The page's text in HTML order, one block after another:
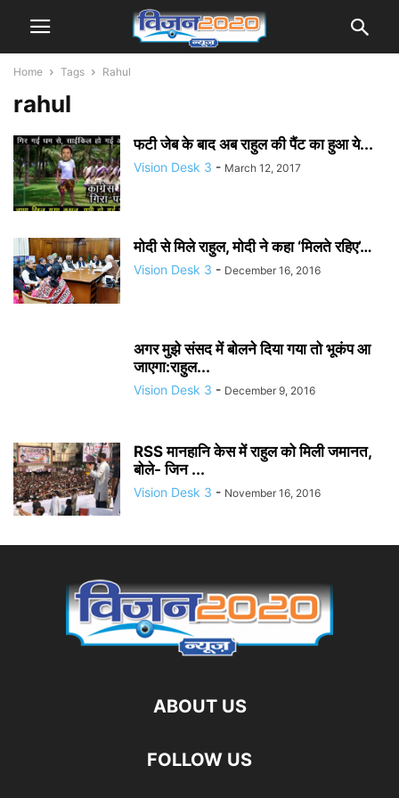
Home Tags Rahul
rahul
फटी जेब के बाद अब राहुल की पैंट का हुआ ये...
Vision Desk 3 - March 12, 2017
मोदी से मिले राहुल, मोदी ने कहा ‘मिलते रहिए’…
Vision Desk 3 - December 16, 2016
अगर मुझे संसद में बोलने दिया गया तो भूकंप आ
जाएगा:राहुल...
Vision Desk 3 - December 9, 2016
RSS मानहानि केस में राहुल को मिली जमानत,
बोले- जिन ...
Vision Desk 3 - November 16, 2016
ABOUT US
FOLLOW US